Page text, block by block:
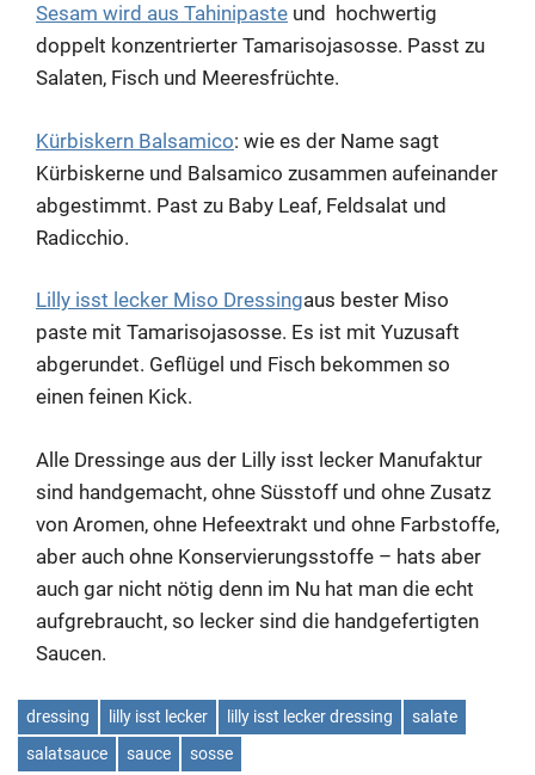
Sesam wird aus Tahinipaste und hochwertig
doppelt konzentrierter Tamarisojasosse. Passt zu
Salaten, Fisch und Meeresfrüchte.
Kürbiskern Balsamico: wie es der Name sagt
Kürbiskerne und Balsamico zusammen aufeinander
abgestimmt. Past zu Baby Leaf, Feldsalat und
Radicchio.
Lilly isst lecker Miso Dressingaus bester Miso
paste mit Tamarisojasosse. Es ist mit Yuzusaft
abgerundet. Geflügel und Fisch bekommen so
einen feinen Kick.
Alle Dressinge aus der Lilly isst lecker Manufaktur
sind handgemacht, ohne Süsstoff und ohne Zusatz
von Aromen, ohne Hefeextrakt und ohne Farbstoffe,
aber auch ohne Konservierungsstoffe – hats aber
auch gar nicht nötig denn im Nu hat man die echt
aufgrebraucht, so lecker sind die handgefertigten
Saucen.
dressing lilly isst lecker lilly isst lecker dressing
salate
salatsauce
sauce sosse